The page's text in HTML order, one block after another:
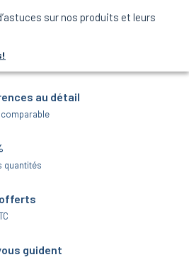
sur nos produits et leurs
au détail
quantités
guident